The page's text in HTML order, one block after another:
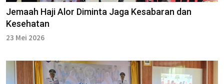
Jemaah Haji Alor Diminta Jaga Kesabaran dan
Kesehatan
23 Mei 2026